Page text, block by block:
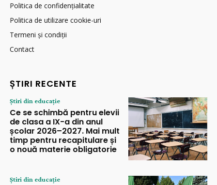
Politica de confidențialitate
Politica de utilizare cookie-uri
Termeni și condiții
Contact
ȘTIRI RECENTE
Știri din educație
Ce se schimbă pentru elevii
de clasa a IX-a din anul
școlar 2026–2027. Mai mult
timp pentru recapitulare și
o nouă materie obligatorie
Știri din educație